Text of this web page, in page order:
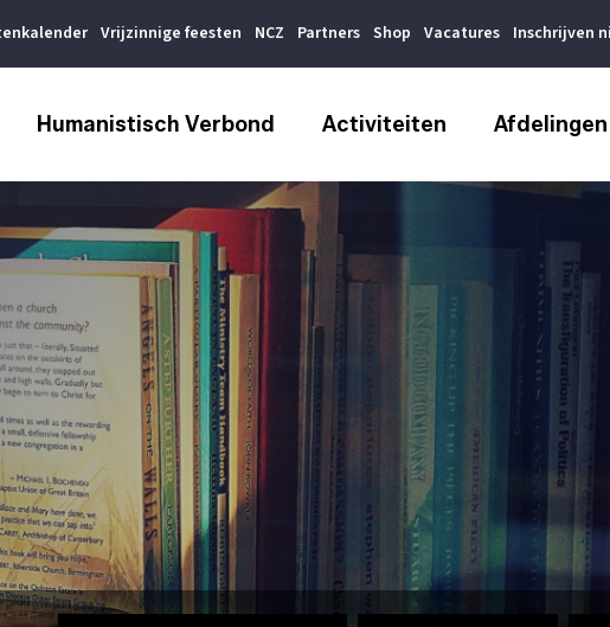
Vrijzinnige feesten NCZ Partners Shop Vacatures Inschrijven
Humanistisch Verbond Activiteiten Afdelingen